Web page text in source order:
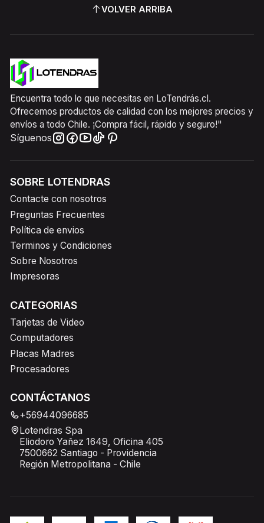
VOLVER ARRIBA
Encuentra todo lo que necesitas en LoTendrás.cl.
Ofrecemos productos de calidad con los mejores precios y
envíos a todo Chile. ¡Compra fácil, rápido y seguro!"
Síguenos
SOBRE LOTENDRAS
Contacte con nosotros
Preguntas Frecuentes
Política de envios
Terminos y Condiciones
Sobre Nosotros
Impresoras
CATEGORIAS
Tarjetas de Video
Computadores
Placas Madres
Procesadores
CONTÁCTANOS
+56944096685
Lotendras Spa
Eliodoro Yañez 1649, Oficina 405
7500662 Santiago - Providencia
Región Metropolitana - Chile